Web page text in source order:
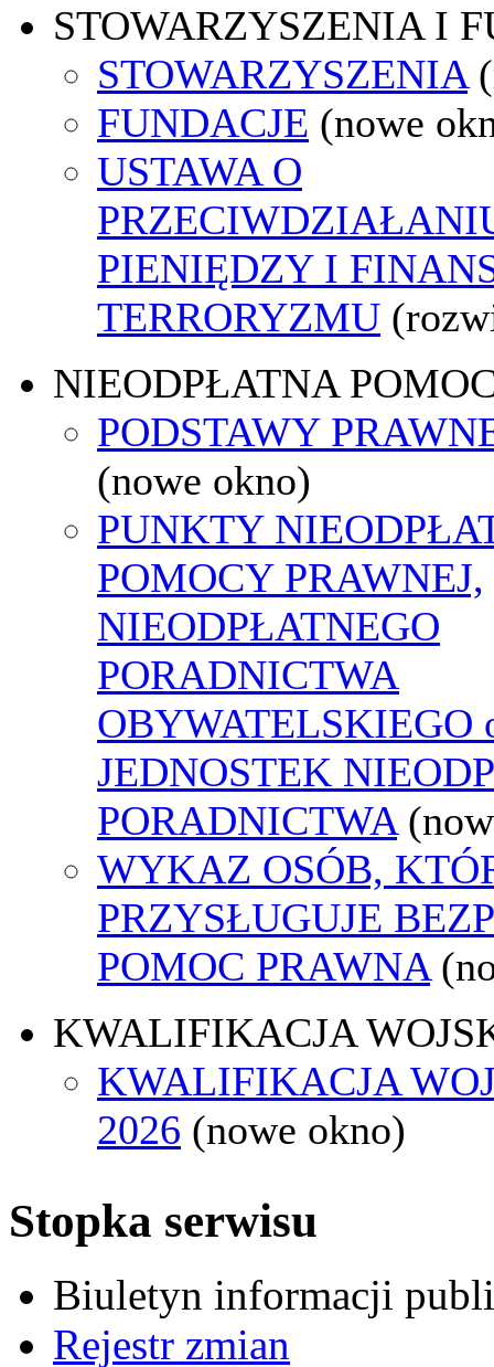
STOWARZYSZENIA I
STOWARZYSZENIA
FUNDACJE (nowe
USTAWA O
PIENIĘDZY I
TERRORYZMU
NIEODPŁATNA
PODSTAWY
(nowe okno)
PUNKTY
POMOCY PRAWNEJ,
NIEODPŁATNEGO
PORADNICTWA
OBYWATELSKIEGO
JEDNOSTEK
PORADNICTWA
WYKAZ OSÓB,
PRZYSŁUGUJE
POMOC PRAWNA
KWALIFIKACJA
KWALIFIKACJA
2026 (nowe okno)
Stopka serwisu
Biuletyn informacji
Rejestr zmian